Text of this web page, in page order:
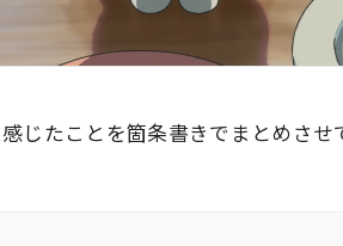
じたことを箇条書きでまとめさせ